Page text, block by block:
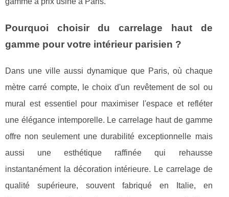
Pourquoi choisir du carrelage haut de
gamme pour votre intérieur parisien ?
Dans une ville aussi dynamique que Paris, où chaque
mètre carré compte, le choix d'un revêtement de sol ou
mural est essentiel pour maximiser l'espace et refléter
une élégance intemporelle. Le carrelage haut de gamme
offre non seulement une durabilité exceptionnelle mais
aussi une esthétique raffinée qui rehausse
instantanément la décoration intérieure. Le carrelage de
qualité supérieure, souvent fabriqué en Italie, en